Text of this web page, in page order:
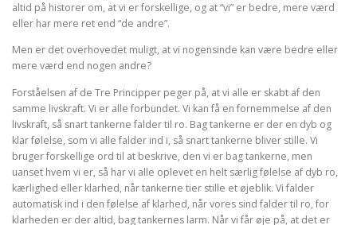
altid på historer om, at vi er forskellige, og at “vi” er bedre, mere værd
eller har mere ret end “de andre”.
Men er det overhovedet muligt, at vi nogensinde kan være bedre eller
mere værd end nogen andre?
Forståelsen af de Tre Principper peger på, at vi alle er skabt af den
samme livskraft. Vi er alle forbundet. Vi kan få en fornemmelse af den
livskraft, så snart tankerne falder til ro. Bag tankerne er der en dyb og
klar følelse, som vi alle falder ind i, så snart tankerne bliver stille. Vi
bruger forskellige ord til at beskrive, den vi er bag tankerne, men
uanset hvem vi er, så har vi alle oplevet en helt særlig følelse af dyb ro,
kærlighed eller klarhed, når tankerne tier stille et øjeblik. Vi falder
automatisk ind i den følelse af klarhed, når vores sind falder til ro, for
klarheden er der altid, bag tankernes larm. Når vi får øje på, at det er